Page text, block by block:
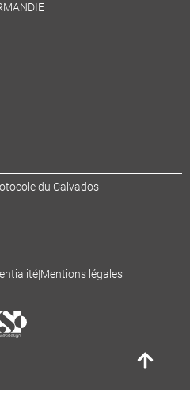
du Calvados
|Mentions légales